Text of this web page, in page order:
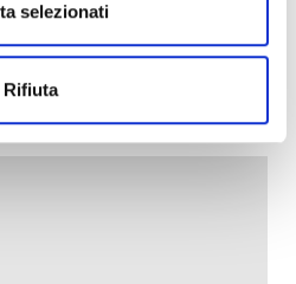
selezionati
Rifiuta